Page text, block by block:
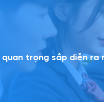
quan trọng sắp diễn